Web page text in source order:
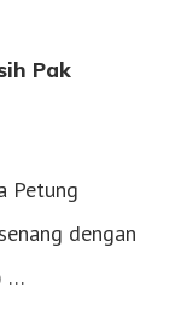
Pak
Petung
dengan
…